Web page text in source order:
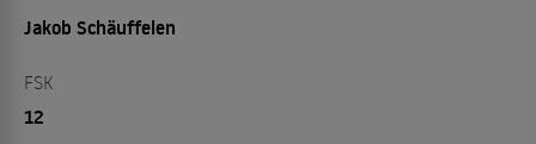
Jakob Schäuffelen
FSK
12